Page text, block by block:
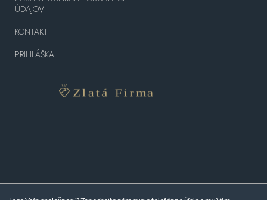
ÚDAJOV
KONTAKT
PRIHLÁŠKA